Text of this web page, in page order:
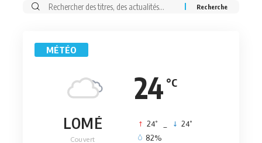
Rechercher:
MÉTÉO
24 °C
LOMÉ
Couvert
24° 24°
82%